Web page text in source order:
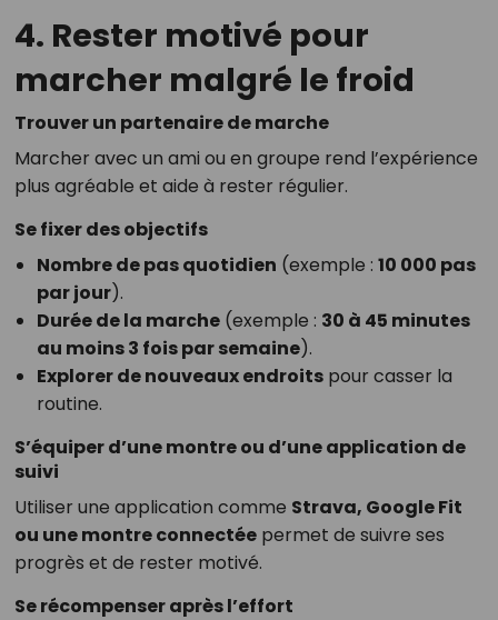
4. Rester motivé pour
marcher malgré le froid
Trouver un partenaire de marche
Marcher avec un ami ou en groupe rend l’expérience
plus agréable et aide à rester régulier.
Se fixer des objectifs
Nombre de pas quotidien (exemple : 10 000 pas
par jour).
Durée de la marche(exemple : 30 à 45 minutes
au moins 3 fois par semaine).
Explorer de nouveaux endroitspour casser la
routine.
S’équiper d’une montre ou d’une application de
suivi
Utiliser une application comme Strava, Google Fit
ou une montre connectéepermet de suivre ses
progrès et de rester motivé.
Se récompenser après l’effort